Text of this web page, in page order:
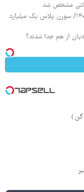
مشخص شد
قیمت محصولات ایران خودرو شنبه ۱۰ مرداد ۱۴۰۵/ سورن پلاس یک میلیارد
از هم جدا شدند؟
کن )